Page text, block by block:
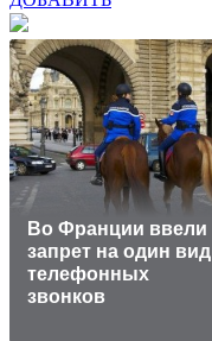
Во Франции ввели
запрет на один вид
телефонных
звонков